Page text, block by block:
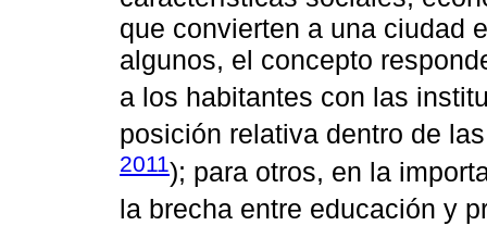
que convierten a una ciudad
algunos, el concepto
a los habitantes con las
posición relativa dentro de
2011); para otros, en la
la brecha entre educación y